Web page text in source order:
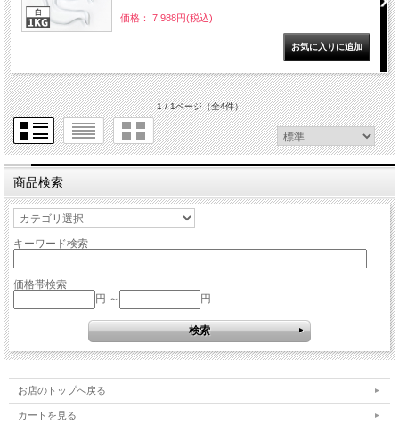
価格： 7,988円(税込)
1 / 1ページ（全4件）
商品検索
キーワード検索
価格帯検索
円 ～
円
お店のトップへ戻る
カートを見る